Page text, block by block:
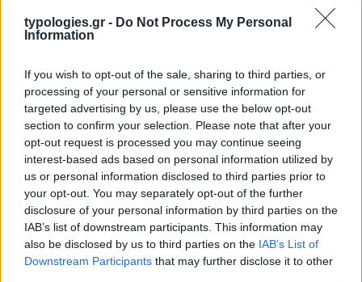
typologies.gr - Do Not Process My Personal
Information
If you wish to opt-out of the sale, sharing to third parties, or
processing of your personal or sensitive information for
targeted advertising by us, please use the below opt-out
section to confirm your selection. Please note that after your
opt-out request is processed you may continue seeing
interest-based ads based on personal information utilized by
us or personal information disclosed to third parties prior to
your opt-out. You may separately opt-out of the further
disclosure of your personal information by third parties on the
IAB’s list of downstream participants. This information may
also be disclosed by us to third parties on the IAB’s List of
Downstream Participants that may further disclose it to other
Η ΚΥΑ του συμψηφισμού μισθών-
αποζημιώσεων στην ΕΡΤ